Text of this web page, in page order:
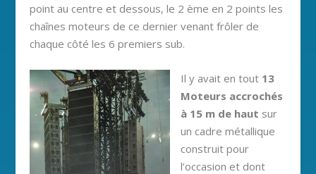
point au centre et dessous, le 2 ème en 2 points les
chaînes moteurs de ce dernier venant frôler de
chaque côté les 6 premiers sub.
Il y avait en tout 13
Moteurs accrochés
à 15 m de haut sur
un cadre métallique
construit pour
l’occasion et dont